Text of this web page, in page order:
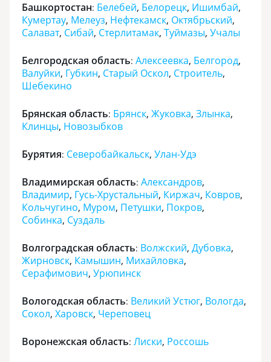
Башкортостан: Белебей, Белорецк, Ишимбай,
Кумертау, Мелеуз, Нефтекамск, Октябрьский,
Салават, Сибай, Стерлитамак, Туймазы, Учалы
Белгородская область: Алексеевка, Белгород,
Валуйки, Губкин, Старый Оскол, Строитель,
Шебекино
Брянская область: Брянск, Жуковка, Злынка,
Клинцы, Новозыбков
Бурятия: Северобайкальск, Улан-Удэ
Владимирская область: Александров,
Владимир, Гусь-Хрустальный, Киржач, Ковров,
Кольчугино, Муром, Петушки, Покров,
Собинка, Суздаль
Волгоградская область: Волжский, Дубовка,
Жирновск, Камышин, Михайловка,
Серафимович, Урюпинск
Вологодская область: Великий Устюг, Вологда,
Сокол, Харовск, Череповец
Воронежская область: Лиски, Россошь